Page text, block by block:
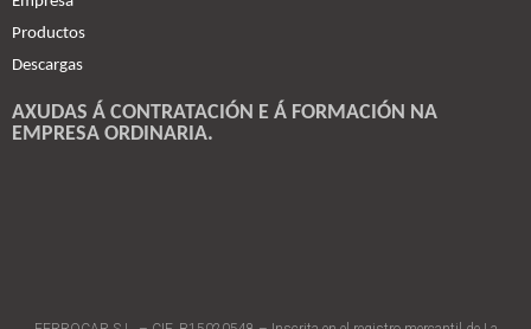
Productos
Descargas
AXUDAS Á CONTRATACIÓN E Á FORMACIÓN NA
EMPRESA ORDINARIA.